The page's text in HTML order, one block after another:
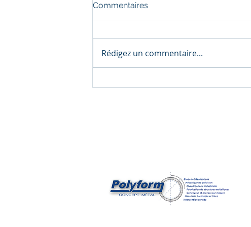
Commentaires
Rédigez un commentaire...